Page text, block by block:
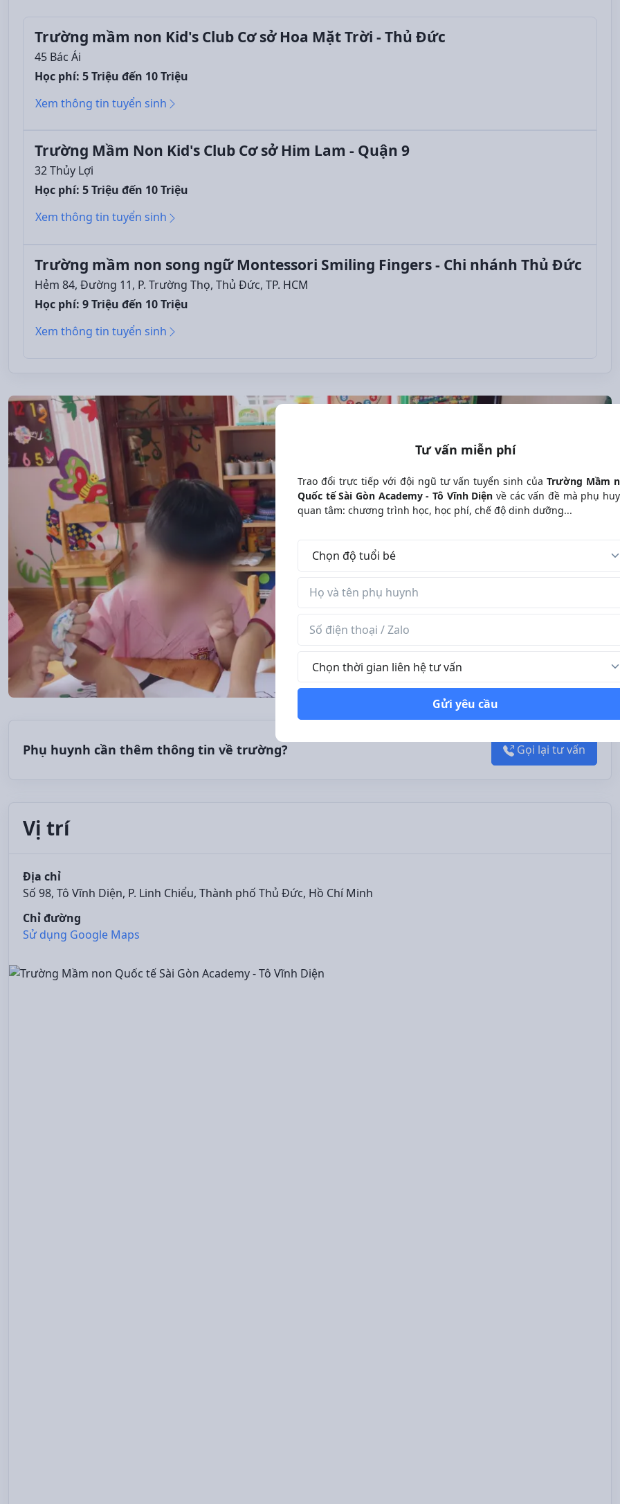
Trường mầm non Kid's Club Cơ sở Hoa Mặt Trời - Thủ Đức
45 Bác Ái
Học phí: 5 Triệu đến 10 Triệu
Xem thông tin tuyển sinh
Trường Mầm Non Kid's Club Cơ sở Him Lam - Quận 9
32 Thủy Lợi
Học phí: 5 Triệu đến 10 Triệu
Xem thông tin tuyển sinh
Trường mầm non song ngữ Montessori Smiling Fingers - Chi nhánh Thủ Đức
Hẻm 84, Đường 11, P. Trường Thọ, Thủ Đức, TP. HCM
Học phí: 9 Triệu đến 10 Triệu
Xem thông tin tuyển sinh
Phụ huynh cần thêm thông tin về trường? Gọi lại tư vấn
Vị trí
Địa chỉ
Số 98, Tô Vĩnh Diện, P. Linh Chiểu, Thành phố Thủ Đức, Hồ Chí Minh
Chỉ đường
Sử dụng Google Maps
Tư vấn miễn phí
Trao đổi trực tiếp với đội ngũ tư vấn tuyển sinh của Trường Mầm
Quốc tế Sài Gòn Academy - Tô Vĩnh Diện về các vấn đề mà phụ
quan tâm: chương trình học, học phí, chế độ dinh dưỡng...
Gửi yêu cầu